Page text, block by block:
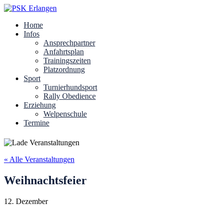
Home
Infos
Ansprechpartner
Anfahrtsplan
Trainingszeiten
Platzordnung
Sport
Turnierhundsport
Rally Obedience
Erziehung
Welpenschule
Termine
« Alle Veranstaltungen
Weihnachtsfeier
12. Dezember